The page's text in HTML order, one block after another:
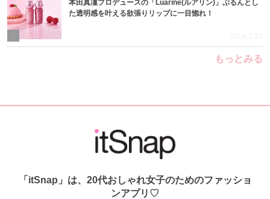
本田真凜プロデュースの「Luarine(ルアリン)」ぷるんとし
た透明感を叶える欲張りリップに一目惚れ！
2026.7.22
もっとみる
「itSnap」は、20代おしゃれ女子のためのファッショ
ンアプリ♡